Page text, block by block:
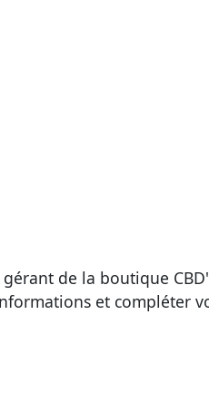
de la boutique
et compléter